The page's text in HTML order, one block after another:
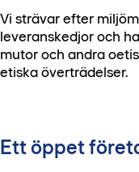
Vi strävar efter
leveranskedjor och
mutor och andra
etiska överträdelser.
Ett öppet